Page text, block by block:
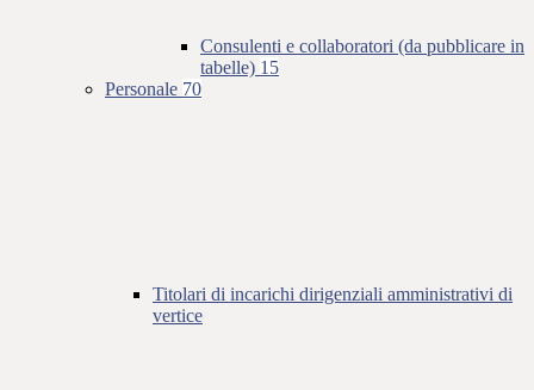
Consulenti e collaboratori (da pubblicare in
tabelle) 15
Personale 70
Titolari di incarichi dirigenziali amministrativi di
vertice